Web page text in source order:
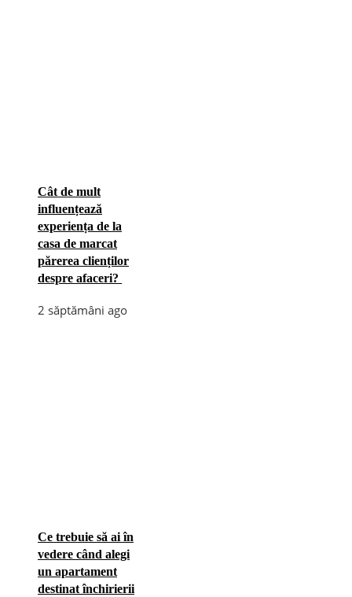
Cât de mult
influențează
experiența de la
casa de marcat
părerea clienților
despre afaceri?
2 săptămâni ago
Ce trebuie să ai în
vedere când alegi
un apartament
destinat închirierii